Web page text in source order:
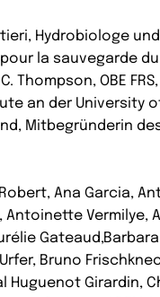
Hydrobiologe
la sauvegarde du
Thompson, OBE
an der University
Mitbegründerin
Ana Garcia,
Vermilye,
Bruno
Huguenot Girardin,